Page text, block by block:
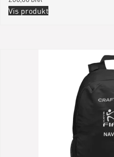
Vis produkt